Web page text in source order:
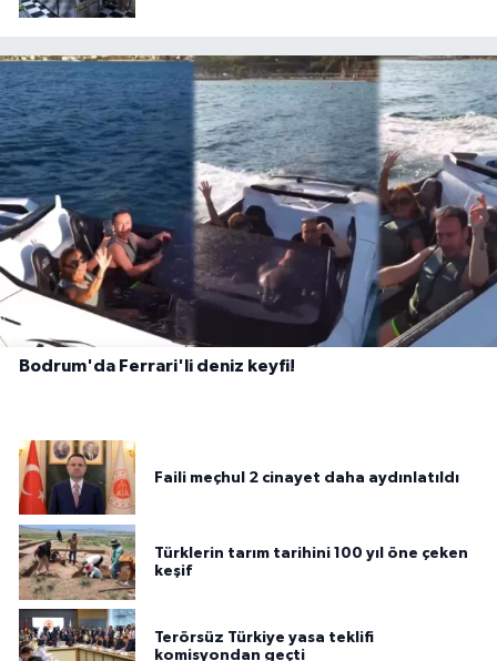
Bodrum'da Ferrari'li deniz keyfi!
Faili meçhul 2 cinayet daha aydınlatıldı
Türklerin tarım tarihini 100 yıl öne çeken
keşif
Terörsüz Türkiye yasa teklifi
komisyondan geçti